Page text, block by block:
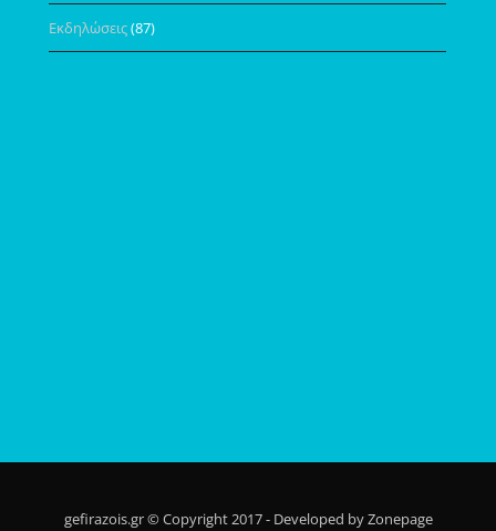
Εκδηλώσεις(87)
gefirazois.gr © Copyright 2017 - Developed by Zonepage